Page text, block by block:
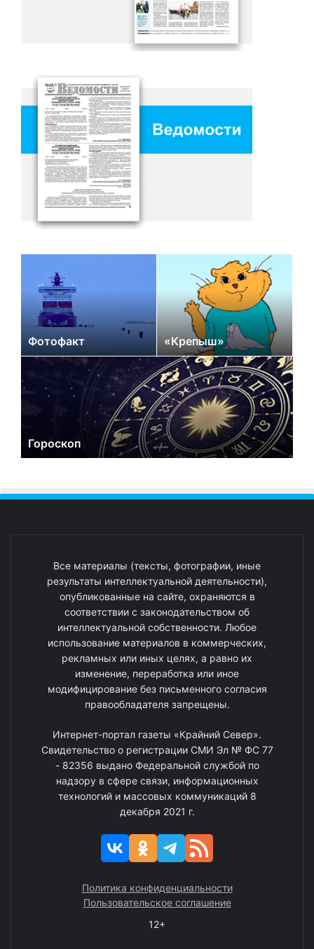
Фотофакт «Крепыш»
Гороскоп
Все материалы (тексты, фотографии, иные
результаты интеллектуальной деятельности),
опубликованные на сайте, охраняются в
соответствии с законодательством об
интеллектуальной собственности. Любое
использование материалов в коммерческих,
рекламных или иных целях, а равно их
изменение, переработка или иное
модифицирование без письменного согласия
правообладателя запрещены.
Интернет-портал газеты «Крайний Север».
Свидетельство о регистрации СМИ Эл № ФС 77
- 82356 выдано Федеральной службой по
надзору в сфере связи, информационных
технологий и массовых коммуникаций 8
декабря 2021 г.
Политика конфиденциальности
Пользовательское соглашение
12+